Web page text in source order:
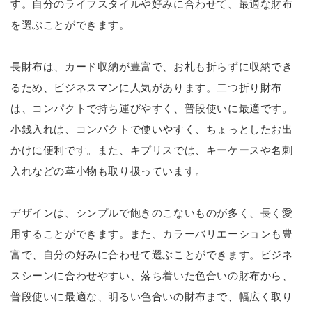
す。自分のライフスタイルや好みに合わせて、最適な財布
を選ぶことができます。
長財布は、カード収納が豊富で、お札も折らずに収納でき
るため、ビジネスマンに人気があります。二つ折り財布
は、コンパクトで持ち運びやすく、普段使いに最適です。
小銭入れは、コンパクトで使いやすく、ちょっとしたお出
かけに便利です。また、キプリスでは、キーケースや名刺
入れなどの革小物も取り扱っています。
デザインは、シンプルで飽きのこないものが多く、長く愛
用することができます。また、カラーバリエーションも豊
富で、自分の好みに合わせて選ぶことができます。ビジネ
スシーンに合わせやすい、落ち着いた色合いの財布から、
普段使いに最適な、明るい色合いの財布まで、幅広く取り